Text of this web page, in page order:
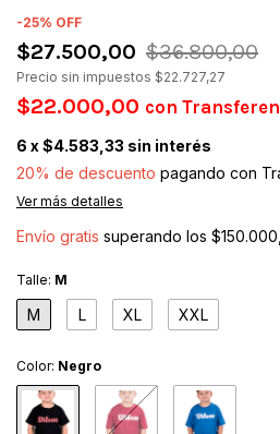
-25% OFF
$27.500,00 $36.800,00
Precio sin impuestos $22.727,27
$22.000,00 con
6 x$4.583,33 sin interés
20% de descuento pagando con
Ver más detalles
Envío gratis superando los
Talle: M
M L XL XXL
Color: Negro